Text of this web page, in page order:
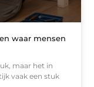
waar mensen
maar het in
vaak een stuk